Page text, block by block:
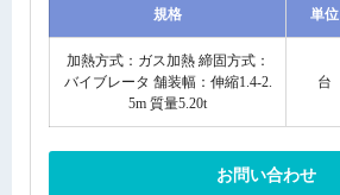
規格 単位
加熱方式：ガス加熱 締固方式：
バイブレータ 舗装幅：伸縮1.4-2.
5m 質量5.20t
台
お問い合わせ